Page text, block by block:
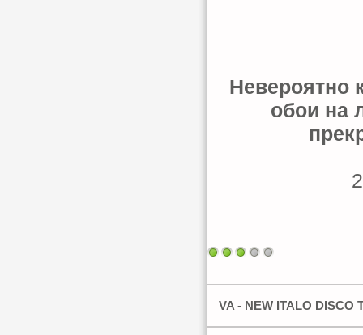
Невероятно
обои на
VA - NEW ITALO DISCO